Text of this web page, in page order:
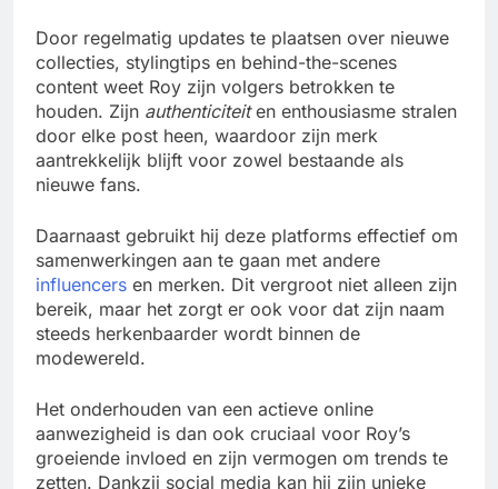
Door regelmatig updates te plaatsen over nieuwe
collecties, stylingtips en behind-the-scenes
content weet Roy zijn volgers betrokken te
houden. Zijn authenticiteiten enthousiasme stralen
door elke post heen, waardoor zijn merk
aantrekkelijk blijft voor zowel bestaande als
nieuwe fans.
Daarnaast gebruikt hij deze platforms effectief om
samenwerkingen aan te gaan met andere
influencers en merken. Dit vergroot niet alleen zijn
bereik, maar het zorgt er ook voor dat zijn naam
steeds herkenbaarder wordt binnen de
modewereld.
Het onderhouden van een actieve online
aanwezigheid is dan ook cruciaal voor Roy’s
groeiende invloed en zijn vermogen om trends te
zetten. Dankzij social media kan hij zijn unieke